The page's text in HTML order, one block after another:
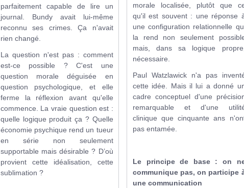
parfaitement capable de lire un
journal. Bundy avait lui-même
reconnu ses crimes. Ça n'avait
rien changé.
La question n'est pas : comment
est-ce possible ? C'est une
question morale déguisée en
question psychologique, et elle
ferme la réflexion avant qu'elle
commence. La vraie question est :
quelle logique produit ça ? Quelle
économie psychique rend un tueur
en série non seulement
supportable mais désirable ? D’où
provient cette idéalisation, cette
sublimation ?
morale localisée, plutôt que
qu'il est souvent : une réponse
une configuration relationnelle
la rend non seulement
mais, dans sa logique propre,
nécessaire.
Paul Watzlawick n'a pas
cette idée. Mais il lui a donné
cadre conceptuel d'une
remarquable et d'une
clinique que cinquante ans
pas entamée.
Le principe de base : on
communique pas, on participe
une communication